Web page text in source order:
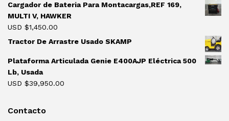
Cargador de Bateria Para Montacargas,REF 169,
MULTI V, HAWKER
USD $1,450.00
Tractor De Arrastre Usado SKAMP
Plataforma Articulada Genie E400AJP Eléctrica 500
Lb, Usada
USD $39,950.00
Contacto